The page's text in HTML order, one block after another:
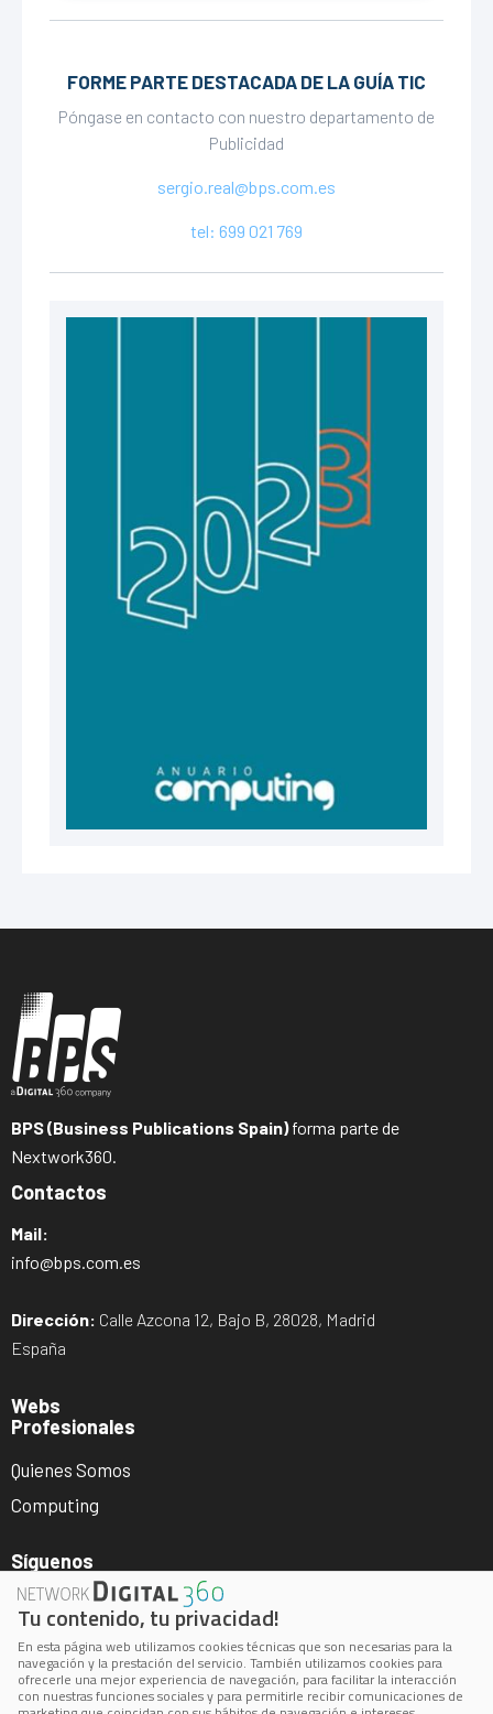
FORME PARTE DESTACADA DE LA GUÍA TIC
Póngase en contacto con nuestro departamento de
Publicidad
sergio.real@bps.com.es
tel: 699 021 769
BPS (Business Publications Spain)forma parte de
Nextwork360.
Contactos
Mail:
info@bps.com.es
Dirección: Calle Azcona 12, Bajo B, 28028, Madrid
España
Webs
Profesionales
Quienes Somos
Computing
Síguenos
Tu contenido, tu privacidad!
En esta página web utilizamos cookies técnicas que son necesarias para la
navegación y la prestación del servicio. También utilizamos cookies para
ofrecerle una mejor experiencia de navegación, para facilitar la interacción
con nuestras funciones sociales y para permitirle recibir comunicaciones de